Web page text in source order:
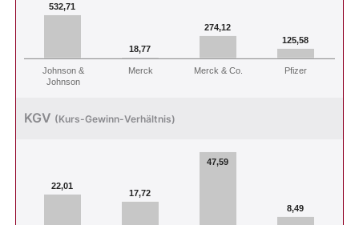
532,71
18,77
274,12
125,58
Johnson &
Johnson
Merck Merck & Co. Pfizer
KGV (Kurs-Gewinn-Verhältnis)
22,01
17,72
47,59
8,49